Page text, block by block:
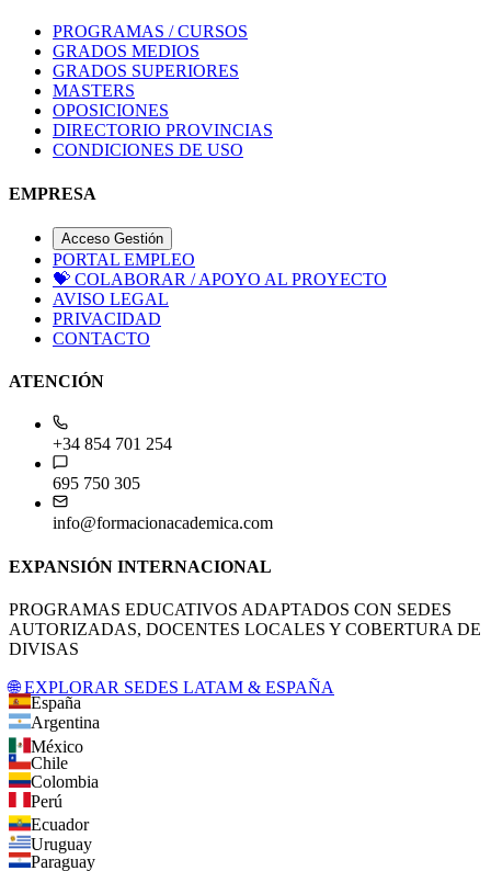
PROGRAMAS / CURSOS
GRADOS MEDIOS
GRADOS SUPERIORES
MASTERS
OPOSICIONES
DIRECTORIO PROVINCIAS
CONDICIONES DE USO
EMPRESA
Acceso Gestión
PORTAL EMPLEO
💝 COLABORAR / APOYO AL PROYECTO
AVISO LEGAL
PRIVACIDAD
CONTACTO
ATENCIÓN
+34 854 701 254
695 750 305
info@formacionacademica.com
EXPANSIÓN INTERNACIONAL
PROGRAMAS EDUCATIVOS ADAPTADOS CON SEDES
AUTORIZADAS, DOCENTES LOCALES Y COBERTURA DE
DIVISAS
🌐 EXPLORAR SEDES LATAM & ESPAÑA
España
Argentina
México
Chile
Colombia
Perú
Ecuador
Uruguay
Paraguay